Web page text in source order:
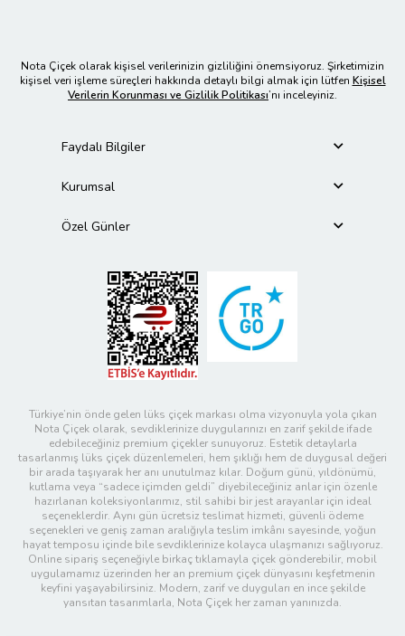
Nota Çiçek olarak kişisel verilerinizin gizliliğini önemsiyoruz. Şirketimizin
kişisel veri işleme süreçleri hakkında detaylı bilgi almak için lütfen Kişisel
Verilerin Korunması ve Gizlilik Politikası’nı inceleyiniz.
Faydalı Bilgiler
Kurumsal
Özel Günler
Türkiye’nin önde gelen lüks çiçek markası olma vizyonuyla yola çıkan
Nota Çiçek olarak, sevdiklerinize duygularınızı en zarif şekilde ifade
edebileceğiniz premium çiçekler sunuyoruz. Estetik detaylarla
tasarlanmış lüks çiçek düzenlemeleri, hem şıklığı hem de duygusal değeri
bir arada taşıyarak her anı unutulmaz kılar. Doğum günü, yıldönümü,
kutlama veya “sadece içimden geldi” diyebileceğiniz anlar için özenle
hazırlanan koleksiyonlarımız, stil sahibi bir jest arayanlar için ideal
seçeneklerdir. Aynı gün ücretsiz teslimat hizmeti, güvenli ödeme
seçenekleri ve geniş zaman aralığıyla teslim imkânı sayesinde, yoğun
hayat temposu içinde bile sevdiklerinize kolayca ulaşmanızı sağlıyoruz.
Online sipariş seçeneğiyle birkaç tıklamayla çiçek gönderebilir, mobil
uygulamamız üzerinden her an premium çiçek dünyasını keşfetmenin
keyfini yaşayabilirsiniz. Modern, zarif ve duyguları en ince şekilde
yansıtan tasarımlarla, Nota Çiçek her zaman yanınızda.